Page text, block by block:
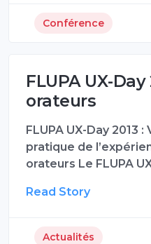
Conférence
FLUPA UX-
orateurs
FLUPA UX-Day 2013
pratique de
orateurs Le FLUPA
Read Story
Actualités